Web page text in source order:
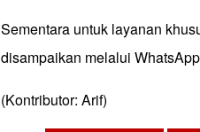
Sementara untuk layanan
disampaikan melalui
(Kontributor: Arif)